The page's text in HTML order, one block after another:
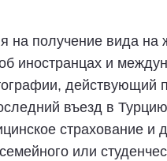
на получение вида на
иностранцах и
действующий
въезд в
страхование и
или